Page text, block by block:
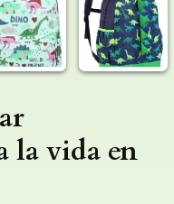
la vida en